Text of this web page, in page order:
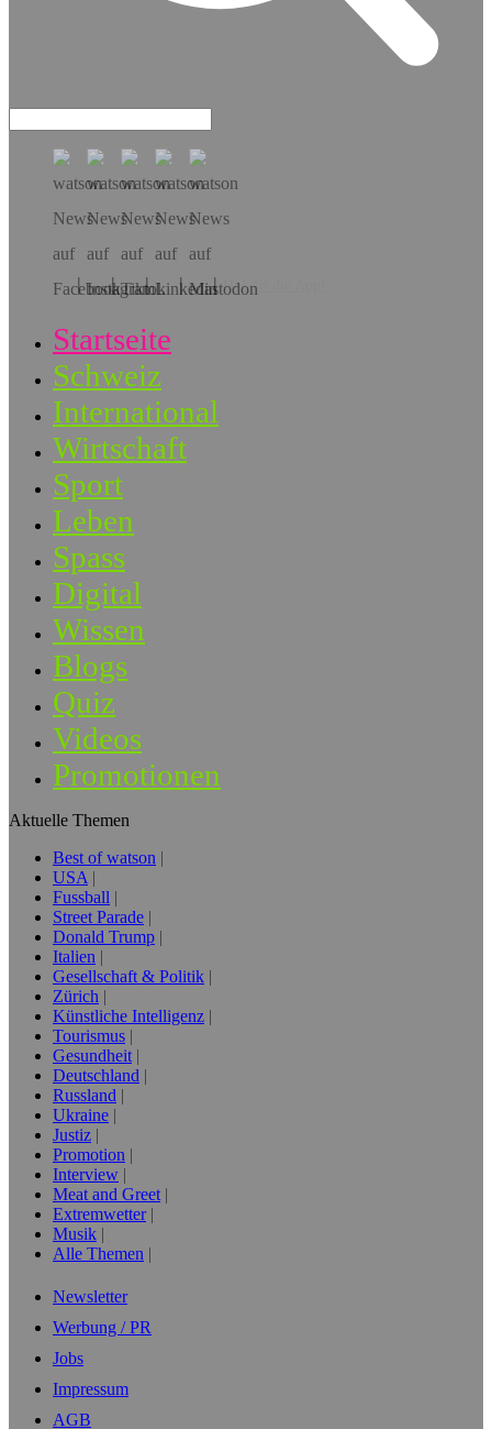
Hol dir die App!
Startseite
Schweiz
International
Wirtschaft
Sport
Leben
Spass
Digital
Wissen
Blogs
Quiz
Videos
Promotionen
Aktuelle Themen
Best of watson
USA
Fussball
Street Parade
Donald Trump
Italien
Gesellschaft & Politik
Zürich
Künstliche Intelligenz
Tourismus
Gesundheit
Deutschland
Russland
Ukraine
Justiz
Promotion
Interview
Meat and Greet
Extremwetter
Musik
Alle Themen
Newsletter
Werbung / PR
Jobs
Impressum
AGB